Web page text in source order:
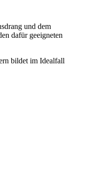
und dem
dafür geeigneten
bildet im Idealfall